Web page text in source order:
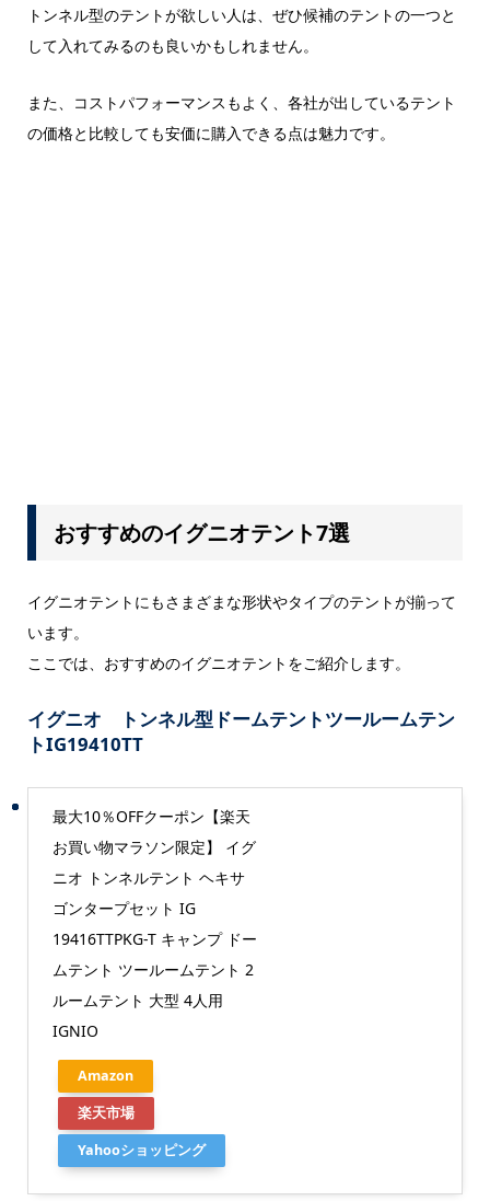
トンネル型のテントが欲しい人は、ぜひ候補のテントの一つと
して入れてみるのも良いかもしれません。
また、コストパフォーマンスもよく、各社が出しているテント
の価格と比較しても安価に購入できる点は魅力です。
おすすめのイグニオテント7選
イグニオテントにもさまざまな形状やタイプのテントが揃って
います。
ここでは、おすすめのイグニオテントをご紹介します。
イグニオ トンネル型ドームテントツールームテン
トIG19410TT
最大10％OFFクーポン【楽天
お買い物マラソン限定】 イグ
ニオ トンネルテント ヘキサ
ゴンタープセット IG
19416TTPKG-T キャンプ ドー
ムテント ツールームテント 2
ルームテント 大型 4人用
IGNIO
Amazon
楽天市場
Yahooショッピング